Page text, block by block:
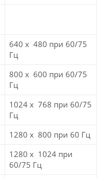
640 x 480 при 60/75
Гц
800 x 600 при 60/75
Гц
1024 x 768 при 60/75
Гц
1280 x 800 при 60 Гц
1280 x 1024 при
60/75 Гц